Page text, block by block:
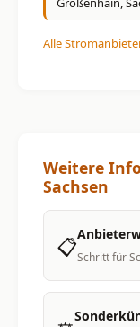
Alle
Weitere
Sachsen
📋Schritt für